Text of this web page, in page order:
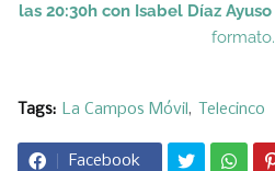
las 20:30h con Isabel Díaz Ayuso
formato.
Tags: La Campos Móvil Telecinco
Facebook